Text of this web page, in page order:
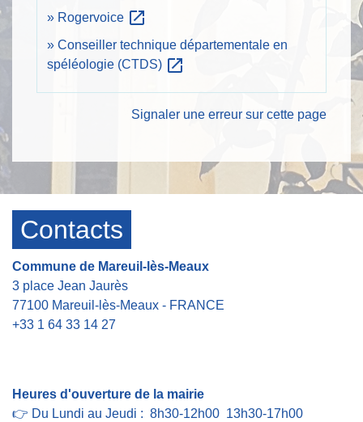
Rogervoice open_in_new
Conseiller technique départementale en
spéléologie (CTDS) open_in_new
Signaler une erreur sur cette page
Contacts
Commune de Mareuil-lès-Meaux
3 place Jean Jaurès
77100 Mareuil-lès-Meaux - FRANCE
+33 1 64 33 14 27
Heures d'ouverture de la mairie
👉 Du Lundi au Jeudi : 8h30-12h00 13h30-17h00